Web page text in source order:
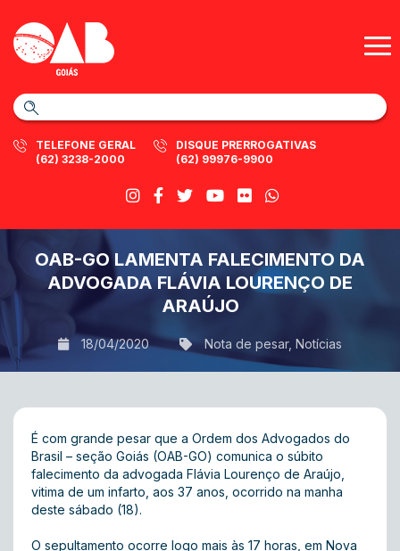
TELEFONE GERAL
(62) 3238-2000
DISQUE PRERROGATIVAS
(62) 99976-9900
OAB-GO LAMENTA FALECIMENTO DA
ADVOGADA FLÁVIA LOURENÇO DE
ARAÚJO
18/04/2020 Nota de pesar, Notícias
É com grande pesar que a Ordem dos Advogados do
Brasil – seção Goiás (OAB-GO) comunica o súbito
falecimento da advogada Flávia Lourenço de Araújo,
vitima de um infarto, aos 37 anos, ocorrido na manha
deste sábado (18).
O sepultamento ocorre logo mais às 17 horas, em Nova